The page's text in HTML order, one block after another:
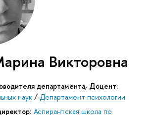
Викторовна
департамента, Доцент:
наук / Департамент психологии
Аспирантская школа по